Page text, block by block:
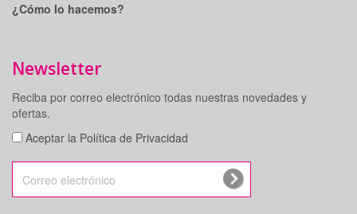
¿Cómo lo hacemos?
Newsletter
Reciba por correo electrónico todas nuestras novedades y
ofertas.
Aceptar la Política de Privacidad